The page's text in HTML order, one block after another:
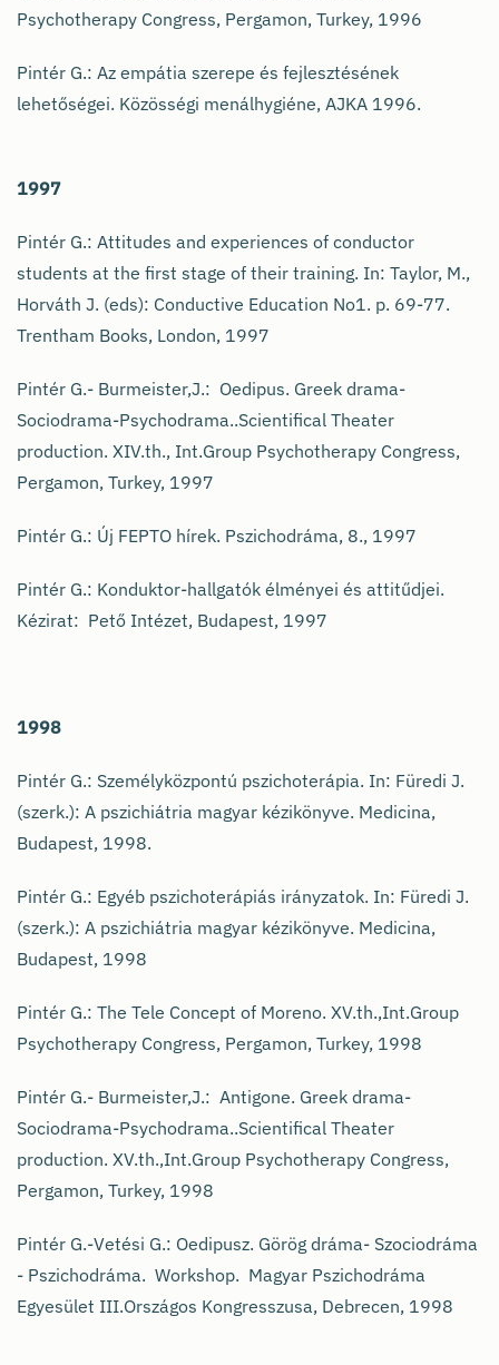
Psychotherapy Congress, Pergamon, Turkey, 1996
Pintér G.: Az empátia szerepe és fejlesztésének
lehetőségei. Közösségi menálhygiéne, AJKA 1996.
1997
Pintér G.: Attitudes and experiences of conductor
students at the first stage of their training. In: Taylor, M.,
Horváth J. (eds): Conductive Education No1. p. 69-77.
Trentham Books, London, 1997
Pintér G.- Burmeister,J.: Oedipus. Greek drama-
Sociodrama-Psychodrama..Scientifical Theater
production. XIV.th., Int.Group Psychotherapy Congress,
Pergamon, Turkey, 1997
Pintér G.: Új FEPTO hírek. Pszichodráma, 8., 1997
Pintér G.: Konduktor-hallgatók élményei és attitűdjei.
Kézirat: Pető Intézet, Budapest, 1997
1998
Pintér G.: Személyközpontú pszichoterápia. In: Füredi J.
(szerk.): A pszichiátria magyar kézikönyve. Medicina,
Budapest, 1998.
Pintér G.: Egyéb pszichoterápiás irányzatok. In: Füredi J.
(szerk.): A pszichiátria magyar kézikönyve. Medicina,
Budapest, 1998
Pintér G.: The Tele Concept of Moreno. XV.th.,Int.Group
Psychotherapy Congress, Pergamon, Turkey, 1998
Pintér G.- Burmeister,J.: Antigone. Greek drama-
Sociodrama-Psychodrama..Scientifical Theater
production. XV.th.,Int.Group Psychotherapy Congress,
Pergamon, Turkey, 1998
Pintér G.-Vetési G.: Oedipusz. Görög dráma- Szociodráma
- Pszichodráma. Workshop. Magyar Pszichodráma
Egyesület III.Országos Kongresszusa, Debrecen, 1998